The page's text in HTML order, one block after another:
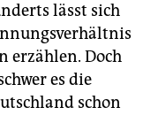
lässt sich
erzählen. Doch
es die
schon